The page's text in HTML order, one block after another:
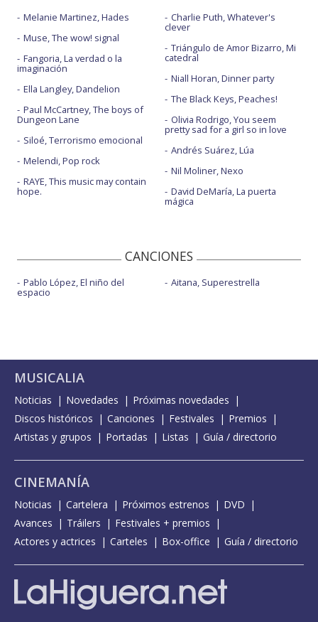
Melanie Martinez, Hades
Muse, The wow! signal
Fangoria, La verdad o la
imaginación
Ella Langley, Dandelion
Paul McCartney, The boys of
Dungeon Lane
Siloé, Terrorismo emocional
Melendi, Pop rock
RAYE, This music may contain
hope.
Charlie Puth, Whatever's
clever
Triángulo de Amor Bizarro, Mi
catedral
Niall Horan, Dinner party
The Black Keys, Peaches!
Olivia Rodrigo, You seem
pretty sad for a girl so in love
Andrés Suárez, Lúa
Nil Moliner, Nexo
David DeMaría, La puerta
mágica
CANCIONES
Pablo López, El niño del
espacio
Aitana, Superestrella
MUSICALIA
Noticias Novedades
Próximas novedades
Discos históricos
Canciones Festivales
Premios
Artistas y grupos
Portadas Listas Guía / directorio
CINEMANÍA
Noticias Cartelera Próximos estrenos
DVD
Avances
Tráilers
Festivales + premios
Actores y actrices
Carteles Box-office Guía / directorio